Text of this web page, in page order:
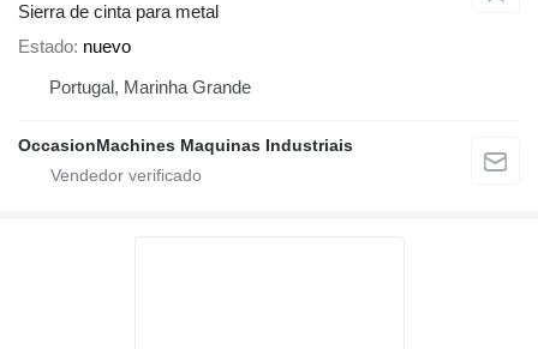
Sierra de cinta para metal
Estado nuevo
Portugal, Marinha Grande
OccasionMachines Maquinas Industriais